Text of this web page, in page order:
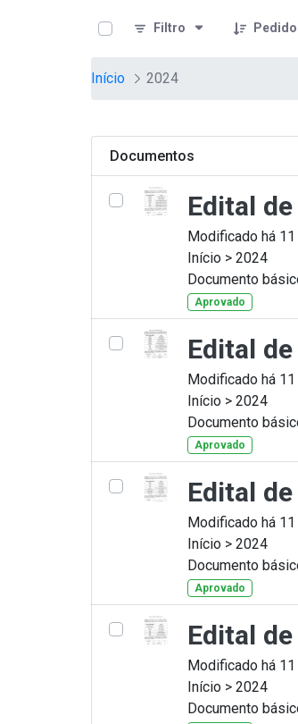
teste descricaoFiltro
Pedido
Início 2024
Documentos
Edital
Modificado há
Início > 2024
Documento
Aprovado
Edital
Modificado há
Início > 2024
Documento
Aprovado
Edital
Modificado há
Início > 2024
Documento
Aprovado
Edital
Modificado há
Início > 2024
Documento